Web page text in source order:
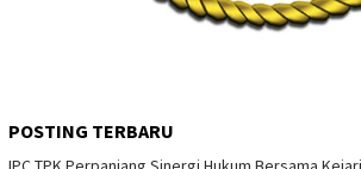
POSTING TERBARU